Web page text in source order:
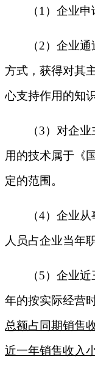
（1 ）企业申
（2）企业
方式，获得对其
心支持作用的知
（3）对企
用的技术属于《
定的范围。
（4）企业
人员占企业当年
（5）企业
年的按实际经营
总额占同期销售
近一年销售收入